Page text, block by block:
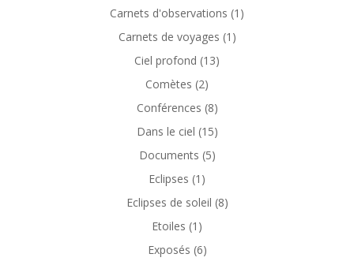
Carnets d'observations (1)
Carnets de voyages (1)
Ciel profond (13)
Comètes (2)
Conférences (8)
Dans le ciel (15)
Documents (5)
Eclipses (1)
Eclipses de soleil (8)
Etoiles (1)
Exposés (6)